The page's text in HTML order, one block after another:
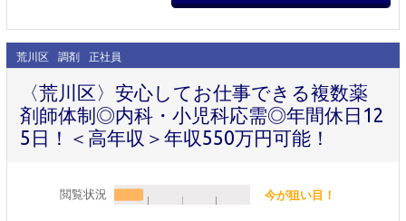
荒川区 調剤 正社員
〈荒川区〉安心してお仕事できる複数薬
剤師体制◎内科・小児科応需◎年間休日12
5日！＜高年収＞年収550万円可能！
閲覧状況 今が狙い目！